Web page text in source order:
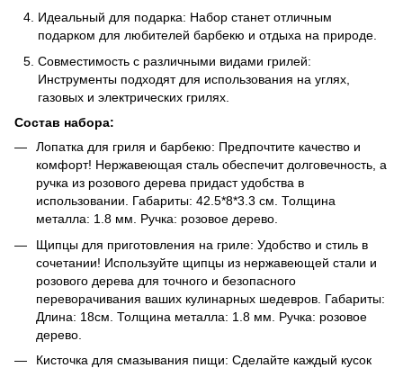
Идеальный для подарка: Набор станет отличным
подарком для любителей барбекю и отдыха на природе.
Совместимость с различными видами грилей:
Инструменты подходят для использования на углях,
газовых и электрических грилях.
Состав набора:
Лопатка для гриля и барбекю: Предпочтите качество и
комфорт! Нержавеющая сталь обеспечит долговечность, а
ручка из розового дерева придаст удобства в
использовании. Габариты: 42.5*8*3.3 см. Толщина
металла: 1.8 мм. Ручка: розовое дерево.
Щипцы для приготовления на гриле: Удобство и стиль в
сочетании! Используйте щипцы из нержавеющей стали и
розового дерева для точного и безопасного
переворачивания ваших кулинарных шедевров. Габариты:
Длина: 18см. Толщина металла: 1.8 мм. Ручка: розовое
дерево.
Кисточка для смазывания пищи: Сделайте каждый кусок